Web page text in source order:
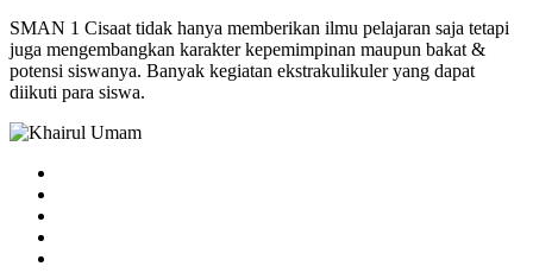
SMAN 1 Cisaat tidak hanya memberikan ilmu pelajaran saja tetapi
juga mengembangkan karakter kepemimpinan maupun bakat &
potensi siswanya. Banyak kegiatan ekstrakulikuler yang dapat
diikuti para siswa.